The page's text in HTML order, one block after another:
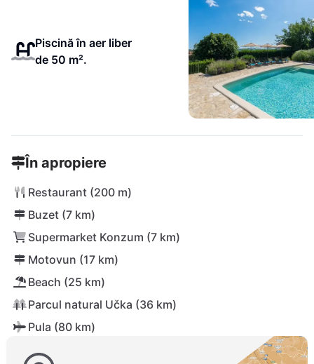
Piscină în aer liber
de 50 m².
În apropiere
Restaurant (200 m)
Buzet (7 km)
Supermarket Konzum (7 km)
Motovun (17 km)
Beach (25 km)
Parcul natural Učka (36 km)
Pula (80 km)